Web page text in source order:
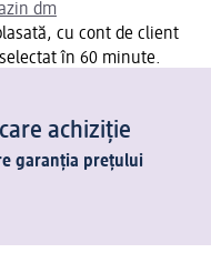
dm
cu cont de client
în 60 minute.
achiziție
garanția prețului